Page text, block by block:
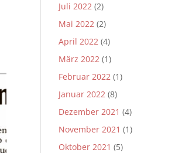
Juli 2022 (2)
Mai 2022 (2)
April 2022 (4)
März 2022 (1)
Februar 2022 (1)
Januar 2022 (8)
Dezember 2021 (4)
November 2021 (1)
Oktober 2021 (5)